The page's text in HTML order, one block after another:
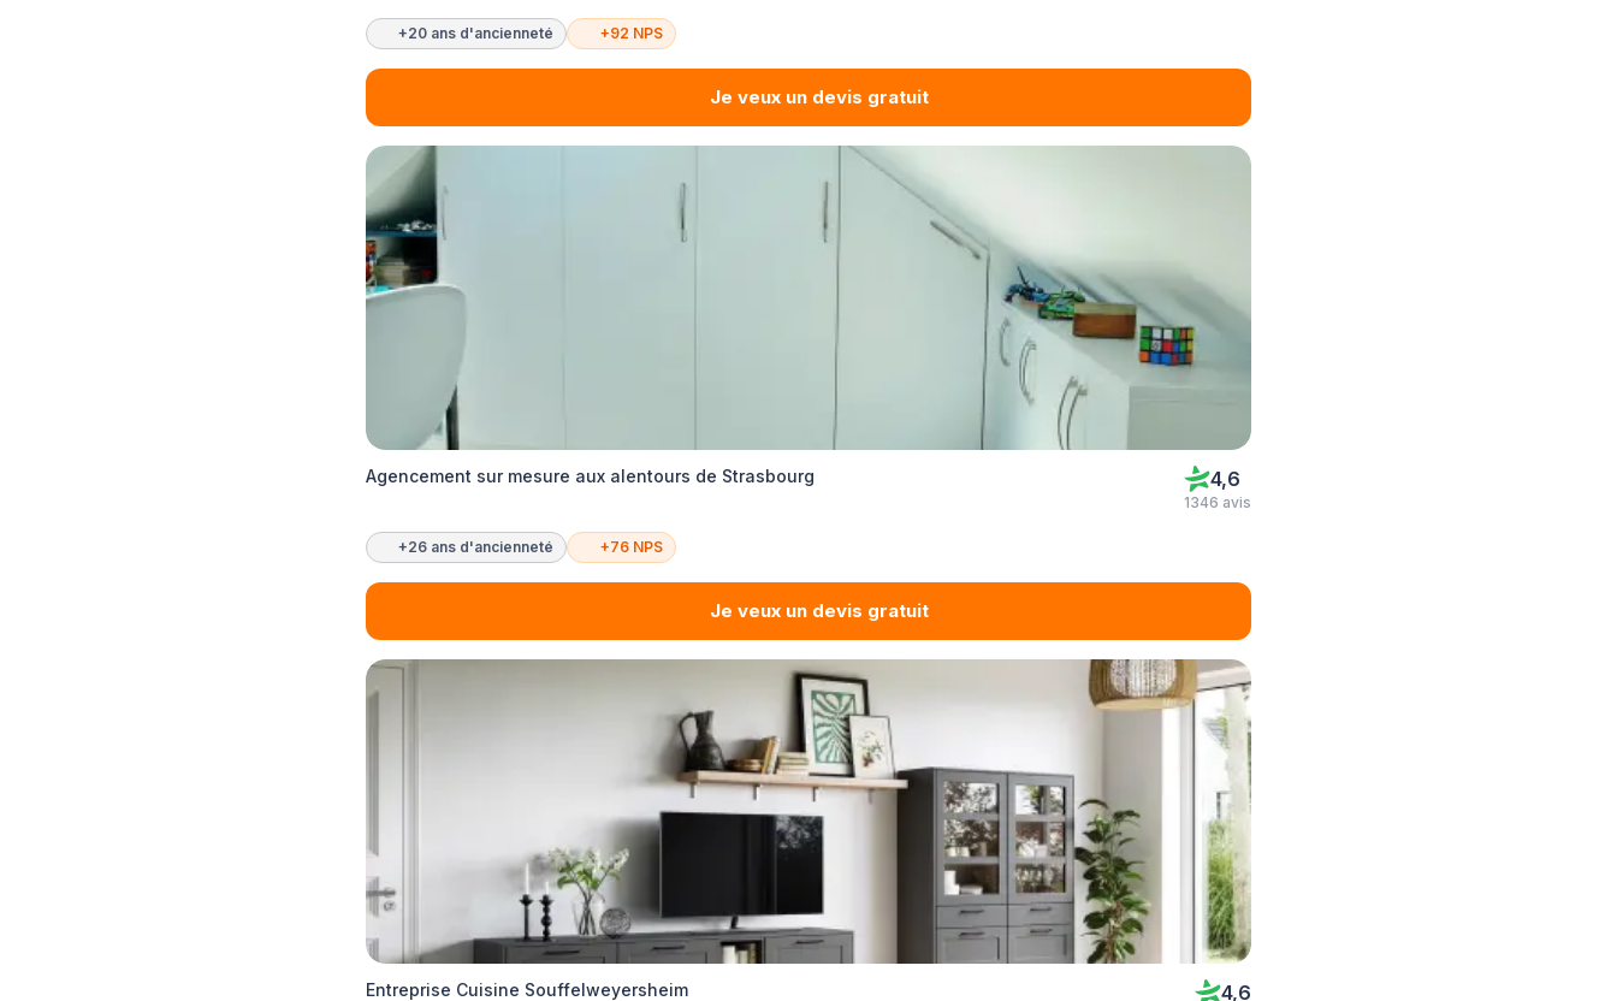
+20 ans d'ancienneté +92 NPS
Je veux un devis gratuit
Agencement sur mesure aux alentours de Strasbourg 4,6
1346 avis
+26 ans d'ancienneté +76 NPS
Je veux un devis gratuit
Entreprise Cuisine Souffelweyersheim 4,6